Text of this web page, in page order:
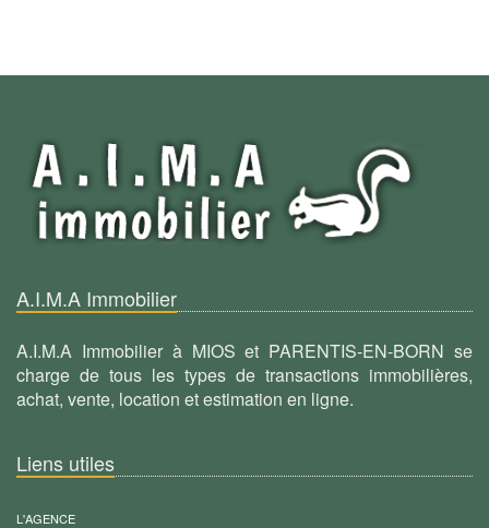
A.I.M.A Immobilier
A.I.M.A Immobilier à MIOS et PARENTIS-EN-BORN se
charge de tous les types de transactions immobilières,
achat, vente, location et estimation en ligne.
Liens utiles
L'AGENCE